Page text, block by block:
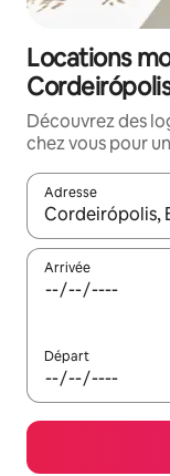
Locations
Découvrez des
chez vous pour
Adresse
Lorsque les
Arrivée
Départ